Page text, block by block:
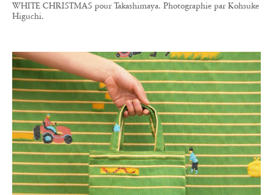
WHITE CHRISTMAS pour Takashimaya. Photographie par Kohsuke
Higuchi.